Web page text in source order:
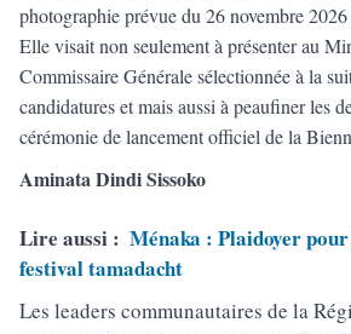
photographie prévue du 26 novembre
Elle visait non seulement à présenter au
Commissaire Générale sélectionnée à la
candidatures et mais aussi à peaufiner les
cérémonie de lancement officiel de la
Aminata Dindi Sissoko
Lire aussi : Ménaka : Plaidoyer
festival tamadacht
Les leaders communautaires de la